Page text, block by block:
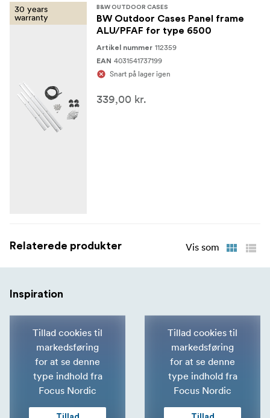
30 years
warranty
B&W OUTDOOR CASES
BW Outdoor Cases Panel frame
ALU/PFAF for type 6500
Artikel nummer 112359
EAN 4031541737199
Snart på lager igen
339,00 kr.
Relaterede produkter Vis som
Inspiration
Tillad cookies til
markedsføring
for at se denne
type indhold fra
Focus Nordic
Tillad cookies til
markedsføring
for at se denne
type indhold fra
Focus Nordic